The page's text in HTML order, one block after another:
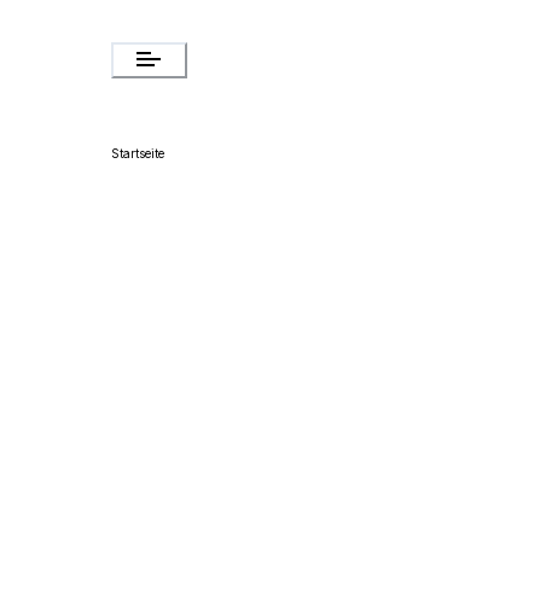
Startseite